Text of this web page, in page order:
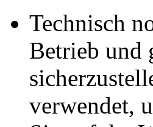
Technisch
Betrieb und
verwendet,